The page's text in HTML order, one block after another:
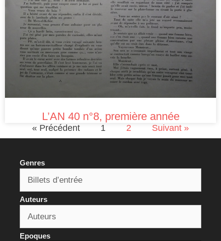
L’AN 40 n°8, première année
« Précédent 1 2 Suivant »
Genres
Auteurs
Epoques